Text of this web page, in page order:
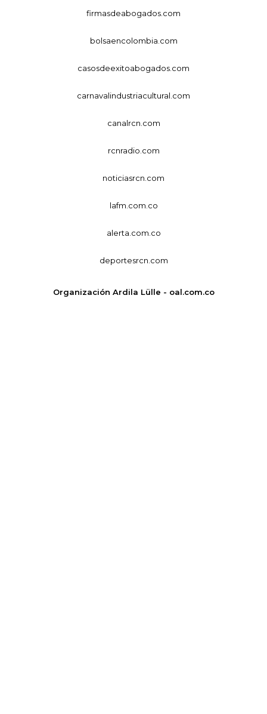
firmasdeabogados.com
bolsaencolombia.com
casosdeexitoabogados.com
carnavalindustriacultural.com
canalrcn.com
rcnradio.com
noticiasrcn.com
lafm.com.co
alerta.com.co
deportesrcn.com
Organización Ardila Lülle - oal.com.co